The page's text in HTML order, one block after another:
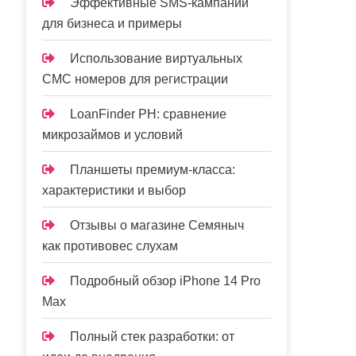
Эффективные SMS-кампании
для бизнеса и примеры
Использование виртуальных
СМС номеров для регистрации
LoanFinder PH: сравнение
микрозаймов и условий
Планшеты премиум-класса:
характеристики и выбор
Отзывы о магазине Семяныч
как противовес слухам
Подробный обзор iPhone 14 Pro
Max
Полный стек разработки: от